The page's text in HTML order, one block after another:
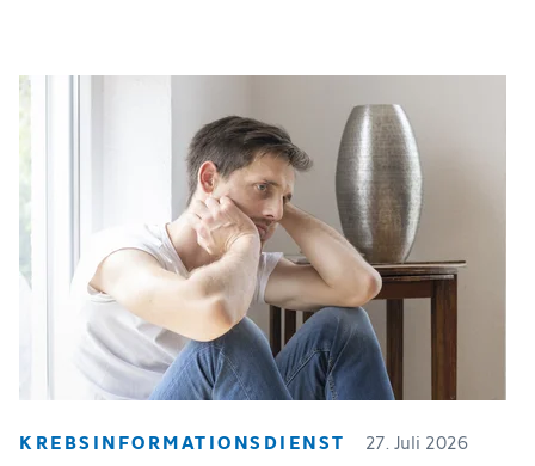
KREBSINFORMATIONSDIENST 27. Juli 2026